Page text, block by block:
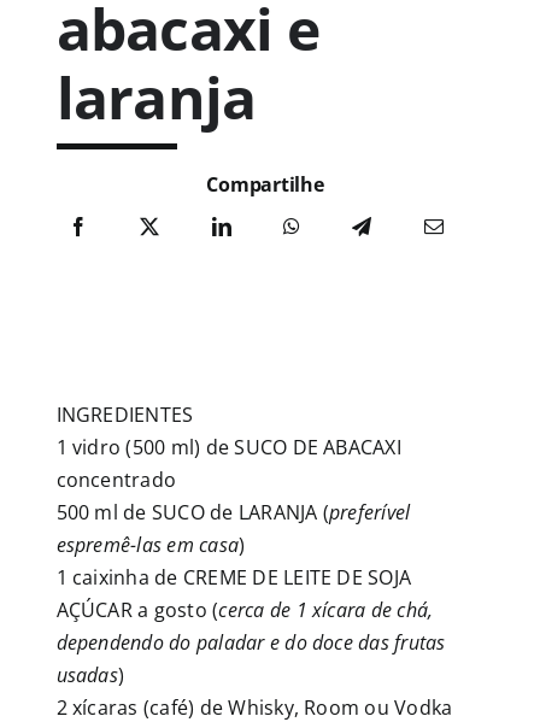
Junte-se a nós
Contato
abacaxi e
laranja
Compartilhe
INGREDIENTES
1 vidro (500 ml) de SUCO DE ABACAXI
concentrado
500 ml de SUCO de LARANJA (preferível
espremê-las em casa)
1 caixinha de CREME DE LEITE DE SOJA
AÇÚCAR a gosto (cerca de 1 xícara de chá,
dependendo do paladar e do doce das frutas
usadas)
2 xícaras (café) de Whisky, Room ou Vodka